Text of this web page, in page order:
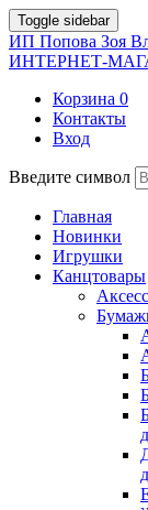
Toggle sidebar
ИП Попова Зоя
ИНТЕРНЕТ-
Корзина 0
Контакты
Вход
Введите символ
Главная
Новинки
Игрушки
Канцтовары